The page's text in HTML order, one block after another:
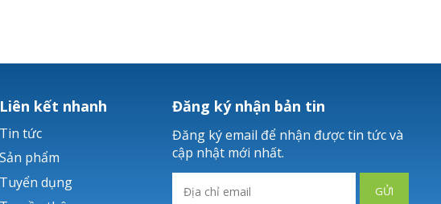
Liên kết nhanh
Tin tức
Sản phẩm
Tuyển dụng
Đăng ký nhận bản tin
Đăng ký email để nhận được tin tức và
cập nhật mới nhất.
GỬI